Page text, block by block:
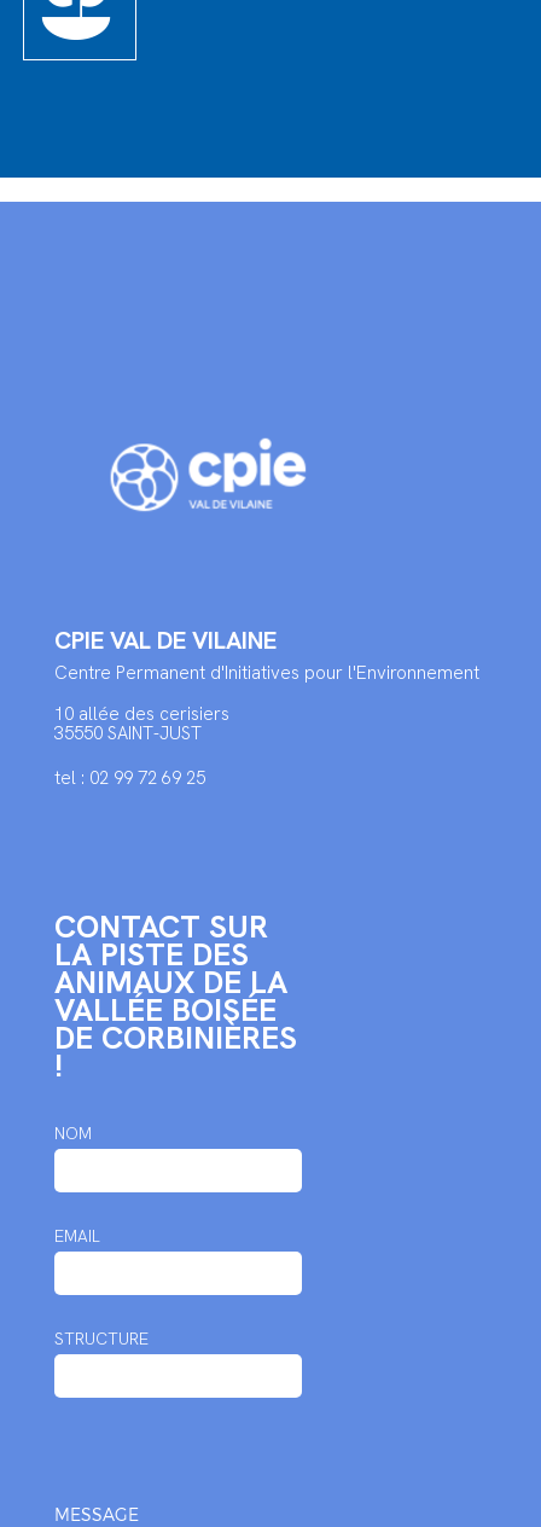
CPIE VAL DE VILAINE
Centre Permanent d'Initiatives pour l'Environnement
10 allée des cerisiers
35550 SAINT-JUST
tel : 02 99 72 69 25
CONTACT SUR
LA PISTE DES
ANIMAUX DE LA
VALLÉE BOISÉE
DE CORBINIÈRES
!
NOM
EMAIL
STRUCTURE
MESSAGE